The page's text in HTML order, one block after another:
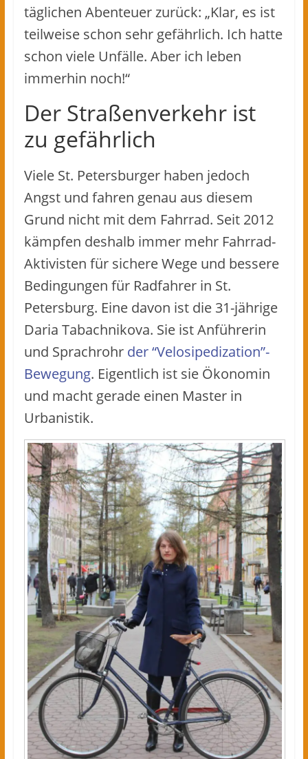
täglichen Abenteuer zurück: „Klar, es ist
teilweise schon sehr gefährlich. Ich hatte
schon viele Unfälle. Aber ich leben
immerhin noch!“
Der Straßenverkehr ist
zu gefährlich
Viele St. Petersburger haben jedoch
Angst und fahren genau aus diesem
Grund nicht mit dem Fahrrad. Seit 2012
kämpfen deshalb immer mehr Fahrrad-
Aktivisten für sichere Wege und bessere
Bedingungen für Radfahrer in St.
Petersburg. Eine davon ist die 31-jährige
Daria Tabachnikova. Sie ist Anführerin
und Sprachrohr der “Velosipedization”-
Bewegung. Eigentlich ist sie Ökonomin
und macht gerade einen Master in
Urbanistik.